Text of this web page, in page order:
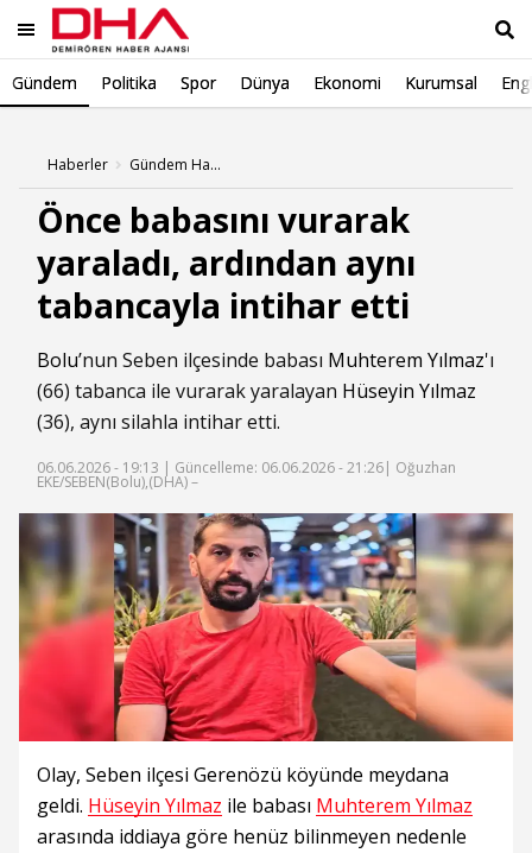
Gündem Politika Spor Dünya Ekonomi Kurumsal
Haberler Gündem Haberleri
Önce babasını vurarak
yaraladı, ardından aynı
tabancayla intihar etti
Bolu’nun Seben ilçesinde babası Muhterem Yılmaz'ı
(66) tabanca ile vurarak yaralayan Hüseyin Yılmaz
(36), aynı silahla intihar etti.
06.06.2026 - 19:13 | Güncelleme: 06.06.2026 - 21:26| Oğuzhan
EKE/SEBEN(Bolu),(DHA) –
Olay, Seben ilçesi Gerenözü köyünde meydana
geldi. Hüseyin Yılmaz ile babası Muhterem Yılmaz
arasında iddiaya göre henüz bilinmeyen nedenle